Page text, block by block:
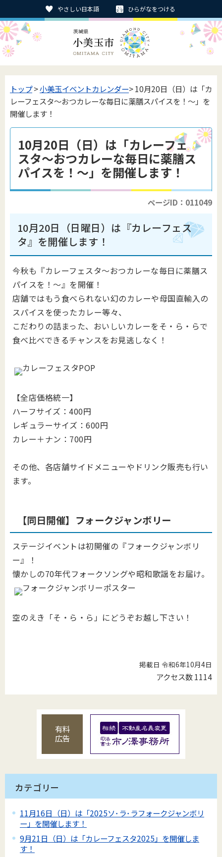
やさしい日本語 ひらがなをつける
トップ>小美玉イベントカレンダー> 10月20日（日）は「カ
レーフェスタ～おつカレーな毎日に薬膳スパイスを！～」を
開催します！
10月20日（日）は「カレーフェ
スタ～おつカレーな毎日に薬膳ス
パイスを！～」を開催します！
ページID：011049
10月20日（日曜日）は『カレーフェス
タ』を開催します！
今秋も『カレーフェスタ～おつカレーな毎日に薬膳ス
パイスを！～​​​​​』を開催！
店舗ではもう食べられない幻のカレーや母国直輸入の
スパイスを使ったカレー等々、
こだわりの詰まった、おいしいカレーをそ・ら・らで
食べ比べできるチャンスをお見逃しなく！
【全店価格統一】
ハーフサイズ：400円
レギュラーサイズ：600円
カレー＋ナン：700円
その他、各店舗サイドメニューやドリンク販売も行い
ます。
【同日開催】フォークジャンボリー
ステージイベントは初開催の『フォークジャンボリ
ー』！
懐かしの70年代フォークソングや昭和歌謡をお届け。
空のえき「そ・ら・ら」にどうぞお越し下さい！
掲載日 令和6年10月4日
アクセス数1114
有料
広告
カテゴリー
11月16日（日）は「2025ソ･ラ･ラフォークジャンボリ
ー」を開催します！
9月21日（日）は「カレーフェスタ2025」を開催しま
す！